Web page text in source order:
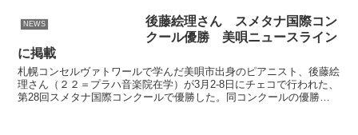
NEWS
後藤絵理さん スメタナ国際コン
クール優勝 美唄ニュースライン
に掲載
札幌コンセルヴァトワールで学んだ美唄市出身のピアニスト、後藤絵
理さん（２２＝プラハ音楽院在学）が3月2-8日にチェコで行われた、
第28回スメタナ国際コンクールで優勝した。同コンクールの優勝